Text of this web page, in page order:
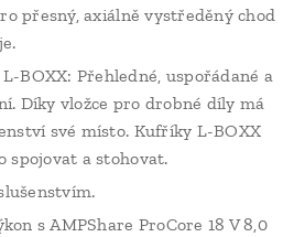
přesný, axiálně vystředěný chod
BOXX: Přehledné, uspořádané a
Díky vložce pro drobné díly má
své místo. Kufříky L-BOXX
spojovat a stohovat.
s AMPShare ProCore 18 V 8,0